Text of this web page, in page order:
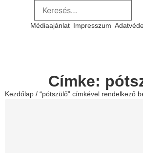
Médiaajánlat Impresszum
Címke:
Kezdőlap / “pótszülő” címkével rendelkező